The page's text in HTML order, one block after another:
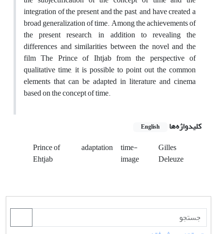
integration of the present and the past, and have created a
broad generalization of time. Among the achievements of
the present research, in addition to revealing the
differences and similarities between the novel and the
film The Prince of Ihtjab from the perspective of
qualitative time, it is possible to point out the common
elements that can be adapted in literature and cinema
based on the concept of time.
کلیدواژه‌ها English
Prince of
Ehtjab
adaptation time-
image
Gilles
Deleuze